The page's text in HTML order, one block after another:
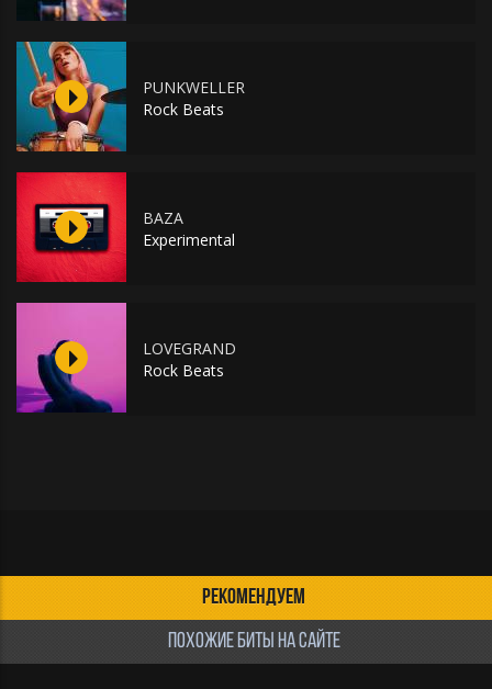
PUNKWELLER
Rock Beats
BAZA
Experimental
LOVEGRAND
Rock Beats
РЕКОМЕНДУЕМ
ПОХОЖИЕ БИТЫ НА САЙТЕ